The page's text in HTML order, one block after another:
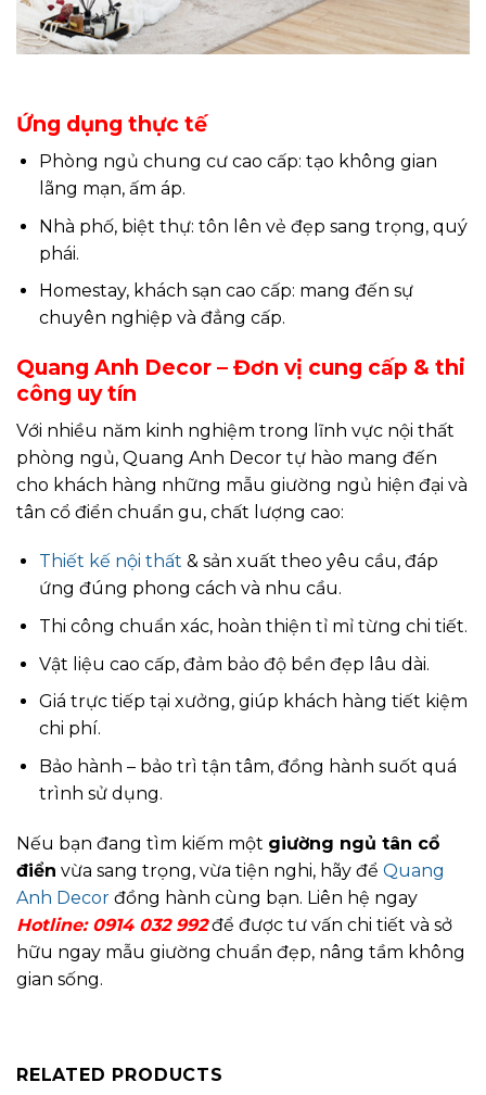
Ứng dụng thực tế
Phòng ngủ chung cư cao cấp: tạo không gian
lãng mạn, ấm áp.
Nhà phố, biệt thự: tôn lên vẻ đẹp sang trọng, quý
phái.
Homestay, khách sạn cao cấp: mang đến sự
chuyên nghiệp và đẳng cấp.
Quang Anh Decor – Đơn vị cung cấp & thi
công uy tín
Với nhiều năm kinh nghiệm trong lĩnh vực nội thất
phòng ngủ, Quang Anh Decor tự hào mang đến
cho khách hàng những mẫu giường ngủ hiện đại và
tân cổ điển chuẩn gu, chất lượng cao:
Thiết kế nội thất & sản xuất theo yêu cầu, đáp
ứng đúng phong cách và nhu cầu.
Thi công chuẩn xác, hoàn thiện tỉ mỉ từng chi tiết.
Vật liệu cao cấp, đảm bảo độ bền đẹp lâu dài.
Giá trực tiếp tại xưởng, giúp khách hàng tiết kiệm
chi phí.
Bảo hành – bảo trì tận tâm, đồng hành suốt quá
trình sử dụng.
Nếu bạn đang tìm kiếm một giường ngủ tân cổ
điển vừa sang trọng, vừa tiện nghi, hãy để Quang
Anh Decor đồng hành cùng bạn. Liên hệ ngay
Hotline: 0914 032 992để được tư vấn chi tiết và sở
hữu ngay mẫu giường chuẩn đẹp, nâng tầm không
gian sống.
RELATED PRODUCTS